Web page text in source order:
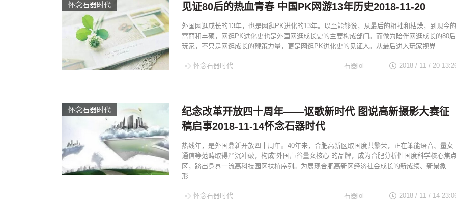
怀念石器时代 见证80后的热血青春 中国PK网游13年历史2018-11-20
外国网逛成长的13年，也是网逛PK进化的13年。以至能够说，从最后的粗拙和枯燥，到现今的
富丽和丰硕，网逛PK进化史也是外国网逛成长史的主要构成部门。而做为陪伴网逛成长的80后
玩家，不只是网逛成长的鞭策力量，更是网逛PK进化史的见证人。从最后进入玩家视界...
怀念石器时代 2018 / 11 / 20
石器lol
怀念石器时代
纪念改革开放四十周年——讴歌新时代 图说高新摄影大赛征
稿启事2018-11-14怀念石器时代
热线年，是外国鼎新开放四十周年。40年来，合肥高新区取国度共繁荣，正在笨能语音、量女
通信等范畴取得严沉冲破，构成“外国声谷量女核心”的品牌，成为合肥分析性国度科学核心焦
区，跻出身界一流高科技园区扶植序列。为展现合肥高新区经济社会成长的新成绩、新景象
形...
怀念石器时代 2018 / 11 / 14
石器lol